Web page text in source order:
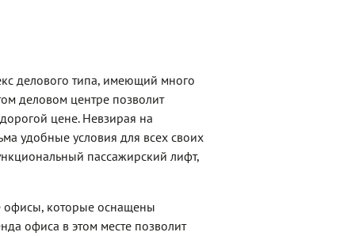
делового типа, имеющий много
деловом центре позволит
цене. Невзирая на
удобные условия для всех своих
пассажирский лифт,
офисы, которые оснащены
офиса в этом месте позволит